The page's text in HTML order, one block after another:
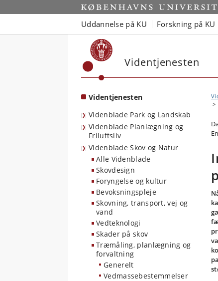
Start
Uddannelse på KU Forskning på KU
Videntjenesten
Videntjenesten
Videnblade Park og Landskab
Videnblade Planlægning og
Friluftsliv
Videnblade Skov og Natur
Alle Videnblade
Skovdesign
Foryngelse og kultur
Bevoksningspleje
Skovning, transport, vej og
vand
Vedteknologi
Skader på skov
Træmåling, planlægning og
forvaltning
Generelt
Vedmassebestemmelser